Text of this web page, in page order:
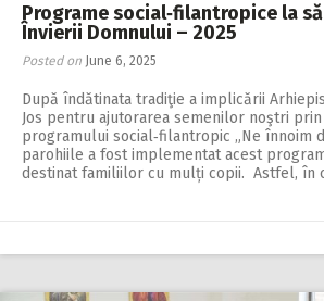
Programe social‑filantropice la
Învierii Domnului – 2025
Posted on June 6, 2025
După îndătinata tradiţie a implicării
Jos pentru ajutorarea semenilor noştri
programului social‑filantropic „Ne înnoim
parohiile a fost implementat acest
destinat familiilor cu mulți copii. Astfel, în